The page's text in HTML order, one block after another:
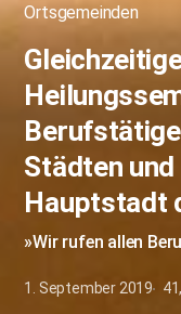
Ortsgemeinden
Städten
Hauptstadt
»Wir rufen allen
1. September 2019